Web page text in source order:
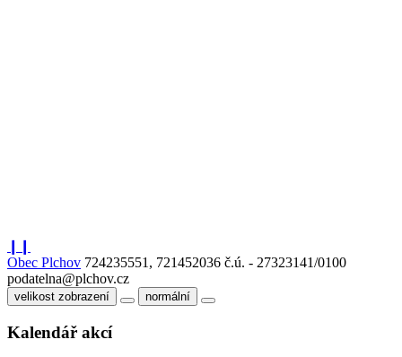
Obec Plchov 724235551, 721452036 č.ú. - 27323141/0100
podatelna@plchov.cz
velikost zobrazení normální
Kalendář akcí